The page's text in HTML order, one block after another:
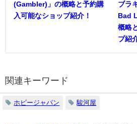
(Gambler)」の概略と予約購
入可能なショップ紹介！
ブラ
Bad
概略
プ紹
関連キーワード
ホビージャパン 駿河屋